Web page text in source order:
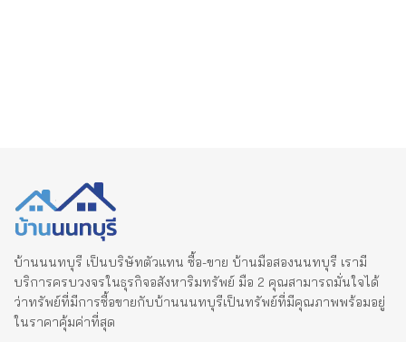
บ้านนนทบุรี เป็นบริษัทตัวแทน ซื้อ-ขาย บ้านมือสองนนทบุรี เรามี
บริการครบวงจรในธุรกิจอสังหาริมทรัพย์ มือ 2 คุณสามารถมั่นใจได้
ว่าทรัพย์ที่มีการซื้อขายกับบ้านนนทบุรีเป็นทรัพย์ที่มีคุณภาพพร้อมอยู่
ในราคาคุ้มค่าที่สุด